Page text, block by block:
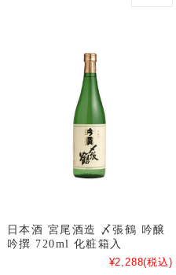
日本酒 宮尾酒造 〆張鶴 吟醸
吟撰 720ml 化粧箱入
¥2,288(税込)